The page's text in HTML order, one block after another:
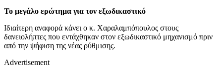
Το μεγάλο ερώτημα για τον εξωδικαστικό
Ιδιαίτερη αναφορά κάνει ο κ. Χαραλαμπόπουλος στους
δανειολήπτες που εντάχθηκαν στον εξωδικαστικό μηχανισμό πριν
από την ψήφιση της νέας ρύθμισης.
Advertisement